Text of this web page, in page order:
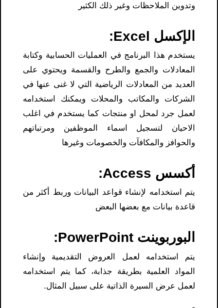
وتدوين الملاحظات وغير ذلك الكثير
الإكسل Excel:
يستخدم هذا البرنامج في العمليات الحسابية وكتابة
المعادلات والجمع والطرح والقسمة ويحتوي على
العديد من المعادلات الرياضية التي لا غنى عنها في
الشركات والمكاتب والمحلات ويمكنك استخدامه
لعمل جرد لمحل او منتجات كما يستخدم في اغلب
الاحيان لتسجيل اسماء الموظفين ومرتباتهم
والحوافز والمكافآت والخصومات وغيرها
أكسس Access:
يتم استخدامه لإنشاء قواعد البيانات وربط أكثر من
قاعدة بيانات مع بعضها البعض
البوربوينت PowerPoint:
يتم استخدامه لعمل العروض التقديمية وإنشاء
المواد العلمية بطريقة جذابة، كما يتم استخدامه
لعمل عرض السيرة الذاتية على سبيل المثال.